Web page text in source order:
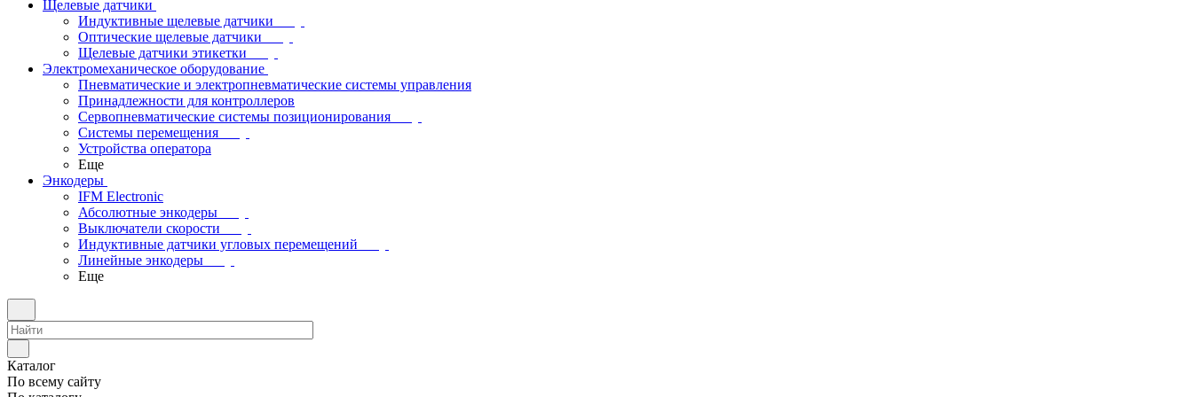
Щелевые датчики
Индуктивные щелевые датчики
Оптические щелевые датчики
Щелевые датчики этикетки
Электромеханическое оборудование
Пневматические и электропневматические системы управления
Принадлежности для контроллеров
Сервопневматические системы позиционирования
Системы перемещения
Устройства оператора
Еще
Энкодеры
IFM Electronic
Абсолютные энкодеры
Выключатели скорости
Индуктивные датчики угловых перемещений
Линейные энкодеры
Еще
Каталог
По всему сайту